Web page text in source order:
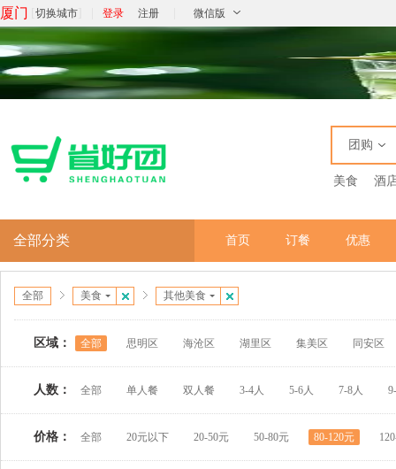
厦门 切换城市 登录 注册 微信版
团购
美食 酒
全部分类 首页 订餐 优惠
全部 美食 其他美食
区域： 全部 思明区 海沧区 湖里区 集美区 同安区
人数： 全部 单人餐 双人餐 3-4人 5-6人 7-8人
价格： 全部 20元以下 20-50元 50-80元 80-120元